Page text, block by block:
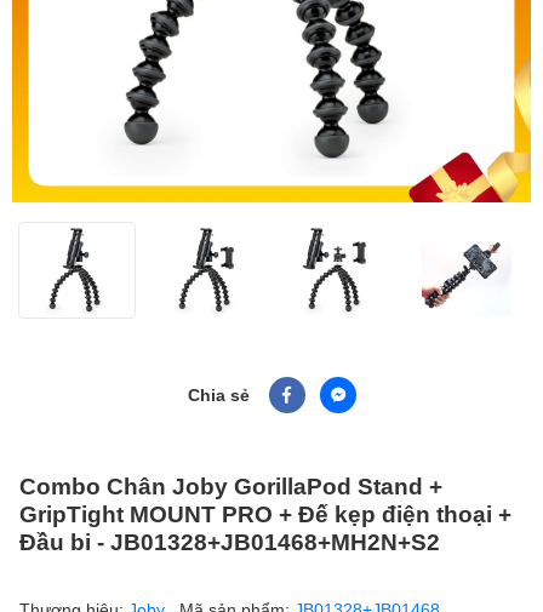
Chia sẻ
Combo Chân Joby GorillaPod Stand +
GripTight MOUNT PRO + Đế kẹp điện thoại +
Đầu bi - JB01328+JB01468+MH2N+S2